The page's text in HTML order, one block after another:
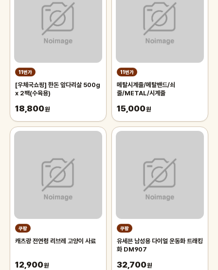
11번가
[우체국쇼핑] 한돈 앞다리살 500g
x 2팩(수육용)
18,800원
11번가
메탈시계줄/메탈밴드/쇠
줄/METAL/시계줄
15,000원
쿠팡
캐츠랑 전연령 리브레 고양이 사료
12,900원
쿠팡
유세븐 남성용 다이얼 운동화 트래킹
화 DM907
32,700원